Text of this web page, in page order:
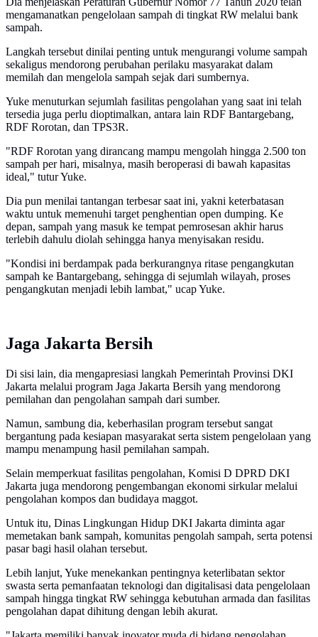
mengamanatkan pengelolaan sampah di tingkat RW melalui bank
sampah.
Langkah tersebut dinilai penting untuk mengurangi volume sampah
sekaligus mendorong perubahan perilaku masyarakat dalam
memilah dan mengelola sampah sejak dari sumbernya.
Yuke menuturkan sejumlah fasilitas pengolahan yang saat ini telah
tersedia juga perlu dioptimalkan, antara lain RDF Bantargebang,
RDF Rorotan, dan TPS3R.
"RDF Rorotan yang dirancang mampu mengolah hingga 2.500 ton
sampah per hari, misalnya, masih beroperasi di bawah kapasitas
ideal," tutur Yuke.
Dia pun menilai tantangan terbesar saat ini, yakni keterbatasan
waktu untuk memenuhi target penghentian open dumping. Ke
depan, sampah yang masuk ke tempat pemrosesan akhir harus
terlebih dahulu diolah sehingga hanya menyisakan residu.
"Kondisi ini berdampak pada berkurangnya ritase pengangkutan
sampah ke Bantargebang, sehingga di sejumlah wilayah, proses
pengangkutan menjadi lebih lambat," ucap Yuke.
Jaga Jakarta Bersih
Di sisi lain, dia mengapresiasi langkah Pemerintah Provinsi DKI
Jakarta melalui program Jaga Jakarta Bersih yang mendorong
pemilahan dan pengolahan sampah dari sumber.
Namun, sambung dia, keberhasilan program tersebut sangat
bergantung pada kesiapan masyarakat serta sistem pengelolaan yang
mampu menampung hasil pemilahan sampah.
Selain memperkuat fasilitas pengolahan, Komisi D DPRD DKI
Jakarta juga mendorong pengembangan ekonomi sirkular melalui
pengolahan kompos dan budidaya maggot.
Untuk itu, Dinas Lingkungan Hidup DKI Jakarta diminta agar
memetakan bank sampah, komunitas pengolah sampah, serta potensi
pasar bagi hasil olahan tersebut.
Lebih lanjut, Yuke menekankan pentingnya keterlibatan sektor
swasta serta pemanfaatan teknologi dan digitalisasi data pengelolaan
sampah hingga tingkat RW sehingga kebutuhan armada dan fasilitas
pengolahan dapat dihitung dengan lebih akurat.